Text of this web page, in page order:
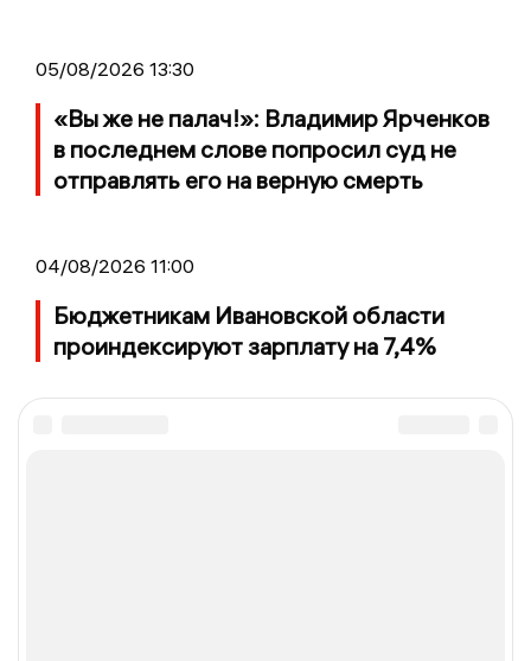
05/08/2026 13:30
«Вы же не палач!»: Владимир Ярченков
в последнем слове попросил суд не
отправлять его на верную смерть
04/08/2026 11:00
Бюджетникам Ивановской области
проиндексируют зарплату на 7,4%